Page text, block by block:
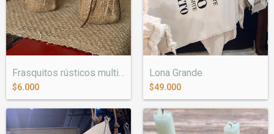
Frasquitos rústicos multiuso
$6.000
Lona Grande
$49.000